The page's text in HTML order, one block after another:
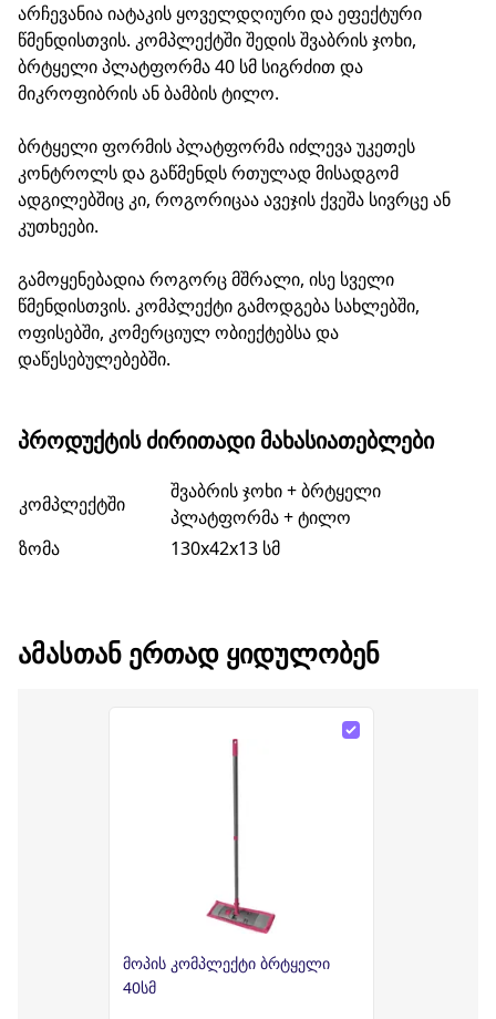
არჩევანია იატაკის ყოველდღიური და ეფექტური
წმენდისთვის. კომპლექტში შედის შვაბრის ჯოხი,
ბრტყელი პლატფორმა 40 სმ სიგრძით და
მიკროფიბრის ან ბამბის ტილო.
ბრტყელი ფორმის პლატფორმა იძლევა უკეთეს
კონტროლს და გაწმენდს რთულად მისადგომ
ადგილებშიც კი, როგორიცაა ავეჯის ქვეშა სივრცე ან
კუთხეები.
გამოყენებადია როგორც მშრალი, ისე სველი
წმენდისთვის. კომპლექტი გამოდგება სახლებში,
ოფისებში, კომერციულ ობიექტებსა და
დაწესებულებებში.
ᲞᲠᲝᲓᲣᲥᲢᲘᲡ ᲫᲘᲠᲘᲗᲐᲓᲘ ᲛᲐᲮᲐᲡᲘᲐᲗᲔᲑᲚᲔᲑᲘ
კომპლექტში
შვაბრის ჯოხი + ბრტყელი
პლატფორმა + ტილო
ზომა
130x42x13 სმ
ᲐᲛᲐᲡᲗᲐᲜ ᲔᲠᲗᲐᲓ ᲧᲘᲓᲣᲚᲝᲑᲔᲜ
მოპის კომპლექტი ბრტყელი
40სმ